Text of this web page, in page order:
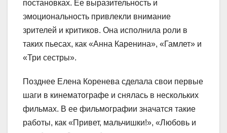
постановках. Ее выразительность и
эмоциональность привлекли внимание
зрителей и критиков. Она исполнила роли в
таких пьесах, как «Анна Каренина», «Гамлет» и
«Три сестры».
Позднее Елена Коренева сделала свои первые
шаги в кинематографе и снялась в нескольких
фильмах. В ее фильмографии значатся такие
работы, как «Привет, мальчишки!», «Любовь и